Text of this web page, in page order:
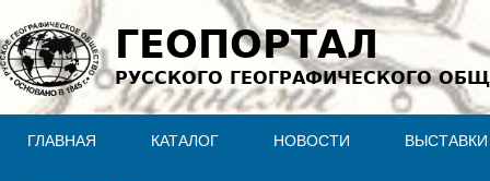
Jump to navigation
ГЕОПОРТАЛ
РУССКОГО ГЕОГРАФИЧЕСКОГО
ГЛАВНАЯ КАТАЛОГ НОВОСТИ ВЫСТАВКИ